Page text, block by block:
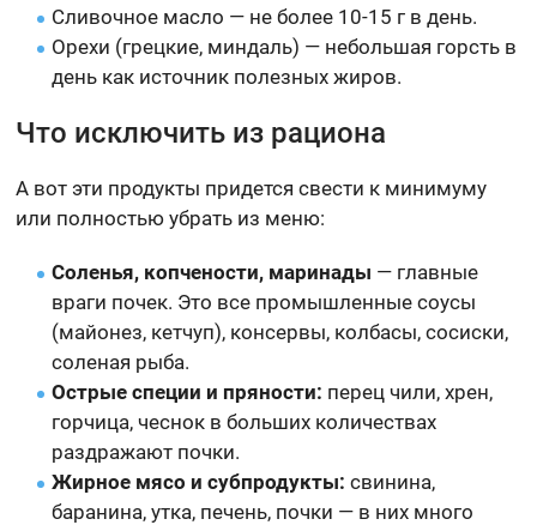
Сливочное масло — не более 10-15 г в день.
Орехи (грецкие, миндаль) — небольшая горсть в
день как источник полезных жиров.
Что исключить из рациона
А вот эти продукты придется свести к минимуму
или полностью убрать из меню:
Соленья, копчености, маринады — главные
враги почек. Это все промышленные соусы
(майонез, кетчуп), консервы, колбасы, сосиски,
соленая рыба.
Острые специи и пряности: перец чили, хрен,
горчица, чеснок в больших количествах
раздражают почки.
Жирное мясо и субпродукты: свинина,
баранина, утка, печень, почки — в них много